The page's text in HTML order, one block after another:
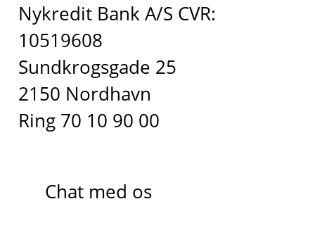
Nykredit Bank A/S CVR:
10519608
Sundkrogsgade 25
2150 Nordhavn
Ring 70 10 90 00
Chat med os